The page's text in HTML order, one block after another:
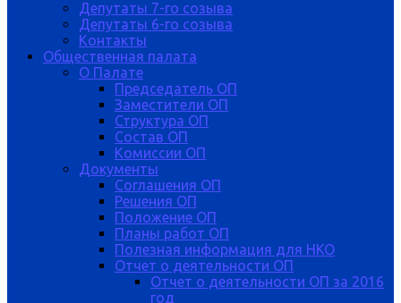
Депутаты 7-го созыва
Депутаты 6-го созыва
Контакты
Общественная палата
О Палате
Председатель ОП
Заместители ОП
Структура ОП
Состав ОП
Комиссии ОП
Документы
Соглашения ОП
Решения ОП
Положение ОП
Планы работ ОП
Полезная информация для НКО
Отчет о деятельности ОП
Отчет о деятельности ОП за 2016
год